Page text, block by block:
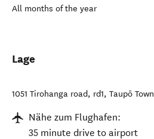
All months of the year
Lage
1051 Tirohanga road, rd1, Taupō Town
Nähe zum Flughafen:
35 minute drive to airport